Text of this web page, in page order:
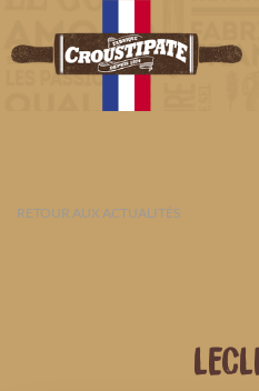
RETOUR AUX ACTUALITÉS